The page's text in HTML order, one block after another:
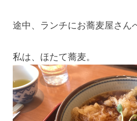
途中、ランチにお蕎麦屋さん
私は、ほたて蕎麦。